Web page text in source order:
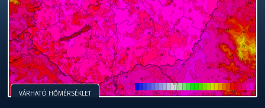
VÁRHATÓ HŐMÉRSÉKLET